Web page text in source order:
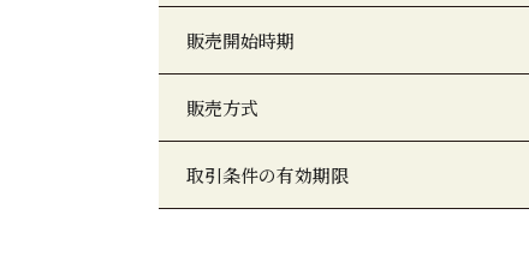
販売開始時期
販売方式
取引条件の有効期限